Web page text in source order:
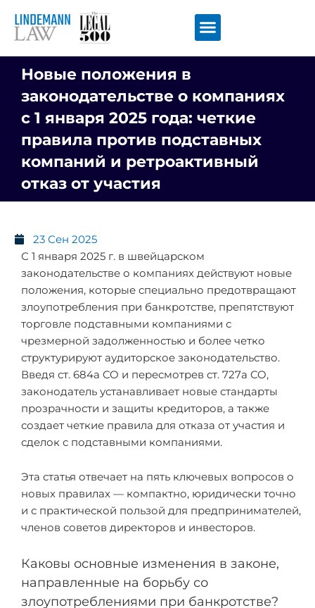
содержимому
Новые положения в
законодательстве о компаниях
с 1 января 2025 года: четкие
правила против подставных
компаний и ретроактивный
отказ от участия
23 Сен 2025
С 1 января 2025 г. в швейцарском
законодательстве о компаниях действуют новые
положения, которые специально предотвращают
злоупотребления при банкротстве, препятствуют
торговле подставными компаниями с
чрезмерной задолженностью и более четко
структурируют аудиторское законодательство.
Введя ст. 684a CO и пересмотрев ст. 727a CO,
законодатель устанавливает новые стандарты
прозрачности и защиты кредиторов, а также
создает четкие правила для отказа от участия и
сделок с подставными компаниями.
Эта статья отвечает на пять ключевых вопросов о
новых правилах — компактно, юридически точно
и с практической пользой для предпринимателей,
членов советов директоров и инвесторов.
Каковы основные изменения в законе,
направленные на борьбу со
злоупотреблениями при банкротстве?